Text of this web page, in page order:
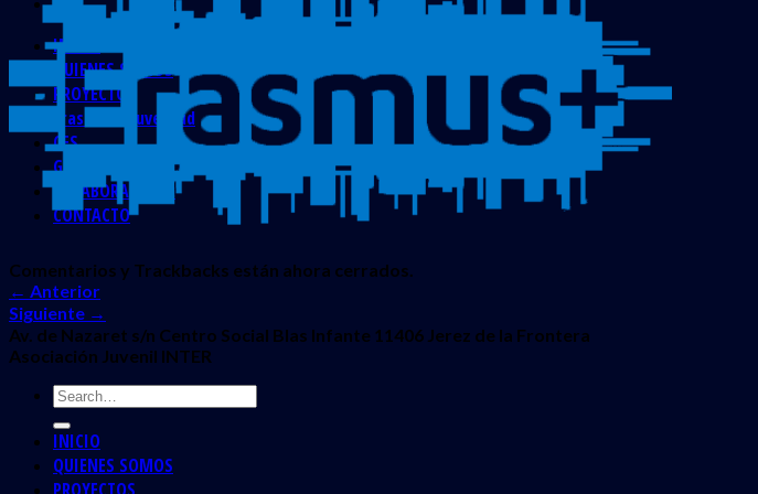
INICIO
QUIENES SOMOS
PROYECTOS
Erasmus + Juventud
CES
Galería
COLABORADORES
CONTACTO
Comentarios y Trackbacks están ahora cerrados.
← Anterior
Siguiente →
Av. de Nazaret s/n Centro Social Blas Infante 11406 Jerez de la Frontera
Asociación Juvenil INTER
INICIO
QUIENES SOMOS